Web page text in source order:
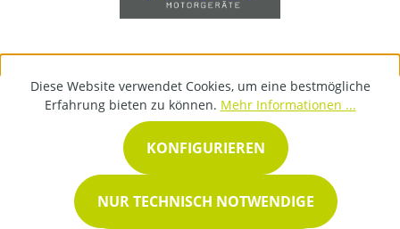
Diese Website verwendet Cookies, um eine bestmögliche
Erfahrung bieten zu können. Mehr Informationen ...
NUR TECHNISCH NOTWENDIGE
KONFIGURIEREN